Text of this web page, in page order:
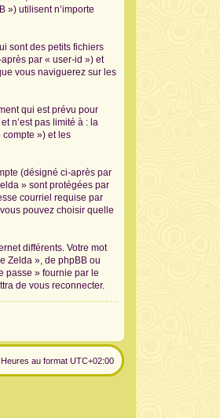
») utilisent n’importe
sont des petits fichiers
par « user-id ») et
vous naviguerez sur les
qui est prévu pour
n’est pas limité à : la
») et les
(désigné ci-après par
» sont protégées par
courriel requise par
pouvez choisir quelle
différents. Votre mot
Zelda », de phpBB ou
passe » fournie par le
de vous reconnecter.
Heures au format UTC+02:00